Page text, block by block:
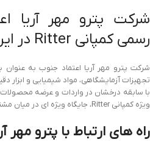
شرکت پترو مهر آریا
رسمی کمپانی Ritter در ایران
شرکت پترو مهر آریا اعتماد جنوب به عنوان
تجهیزات آزمایشگاهی، مواد شیمیایی و ابزار
با سابقه درخشان در واردات و عرضه محصولات
ویژه کمپانی Ritter، جایگاه ویژه ای در میان مشتریان خود کسب کرده است.
راه های ارتباط با پترو مهر